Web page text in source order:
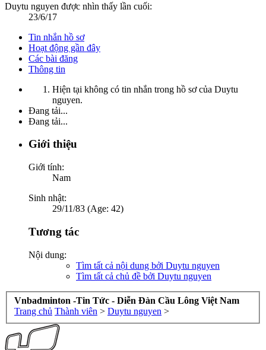
Duytu nguyen được nhìn thấy lần cuối:
23/6/17
Tin nhắn hồ sơ
Hoạt động gần đây
Các bài đăng
Thông tin
Hiện tại không có tin nhắn trong hồ sơ của Duytu
nguyen.
Đang tải...
Đang tải...
Giới thiệu
Giới tính:
Nam
Sinh nhật:
29/11/83 (Age: 42)
Tương tác
Nội dung:
Tìm tất cả nội dung bởi Duytu nguyen
Tìm tất cả chủ đề bởi Duytu nguyen
Vnbadminton -Tin Tức - Diễn Đàn Cầu Lông Việt Nam
Trang chủ Thành viên > Duytu nguyen >